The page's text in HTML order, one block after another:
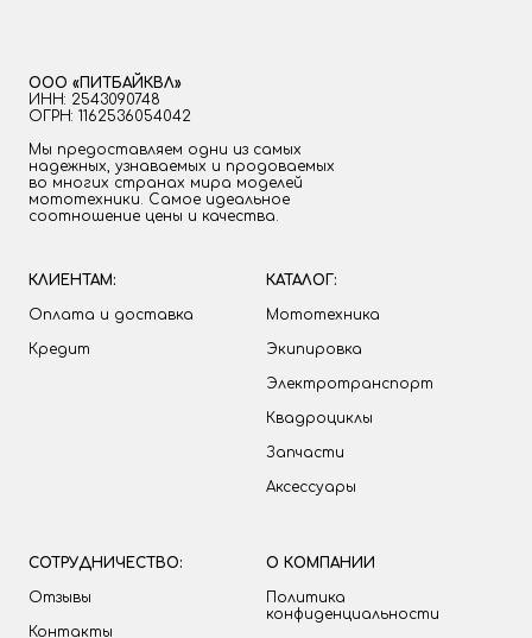
ООО «ПИТБАЙКВЛ»
ИНН: 2543090748
ОГРН: 1162536054042
Мы предоставляем одни из самых
надежных, узнаваемых и продоваемых
во многих странах мира моделей
мототехники. Самое идеальное
соотношение цены и качества.
КЛИЕНТАМ:
Оплата и доставка
Кредит
КАТАЛОГ:
Мототехника
Экипировка
Электротранспорт
Квадроциклы
Запчасти
Аксессуары
СОТРУДНИЧЕСТВО:
Отзывы
Контакты
О КОМПАНИИ
Политика
конфиденциальности